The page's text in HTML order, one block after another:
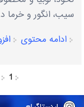
سیب، انگور و
ادامه محتوی
صفحه‌ها
1